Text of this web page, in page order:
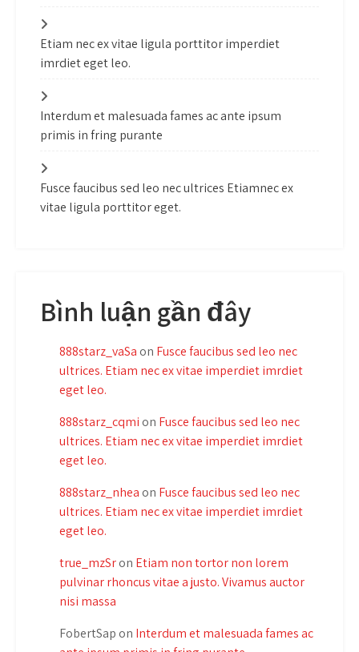
Etiam nec ex vitae ligula porttitor imperdiet
imrdiet eget leo.
Interdum et malesuada fames ac ante ipsum
primis in fring purante
Fusce faucibus sed leo nec ultrices Etiamnec ex
vitae ligula porttitor eget.
Bình luận gần đây
888starz_vaSa on Fusce faucibus sed leo nec
ultrices. Etiam nec ex vitae imperdiet imrdiet
eget leo.
888starz_cqmi on Fusce faucibus sed leo nec
ultrices. Etiam nec ex vitae imperdiet imrdiet
eget leo.
888starz_nhea on Fusce faucibus sed leo nec
ultrices. Etiam nec ex vitae imperdiet imrdiet
eget leo.
true_mzSron Etiam non tortor non lorem
pulvinar rhoncus vitae a justo. Vivamus auctor
nisi massa
FobertSap on Interdum et malesuada fames ac